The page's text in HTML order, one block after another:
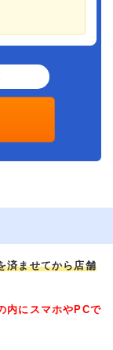
済ませてから店舗
内にスマホやPCで